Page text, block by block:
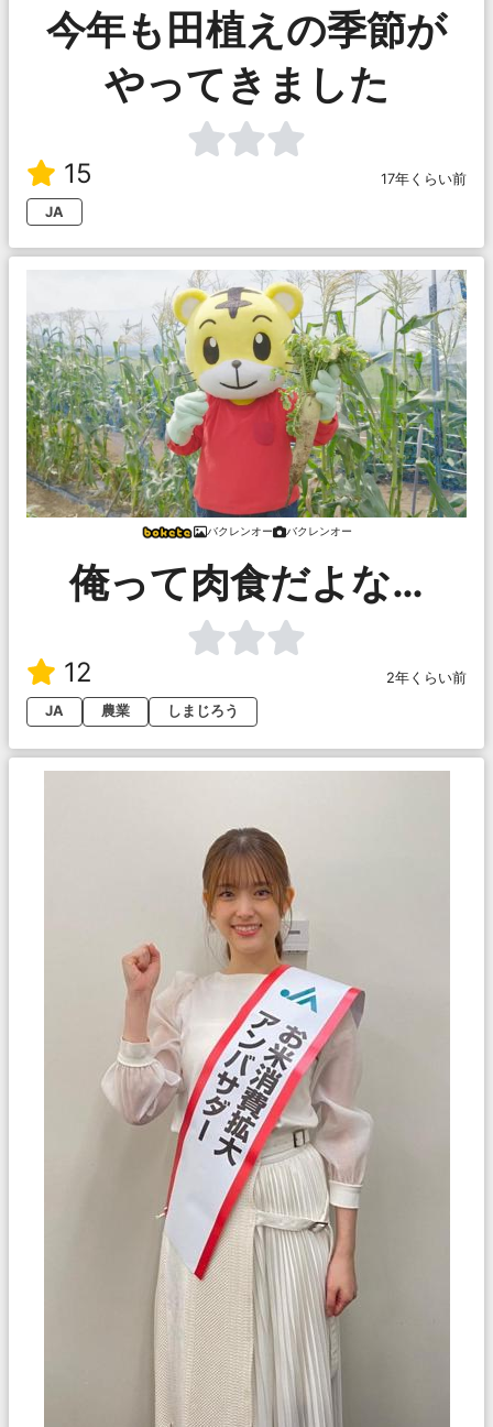
今年も田植えの季節が
やってきました
15
17年くらい前
JA
バクレンオー バクレンオー
俺って肉食だよな…
12
2年くらい前
JA
農業 しまじろう